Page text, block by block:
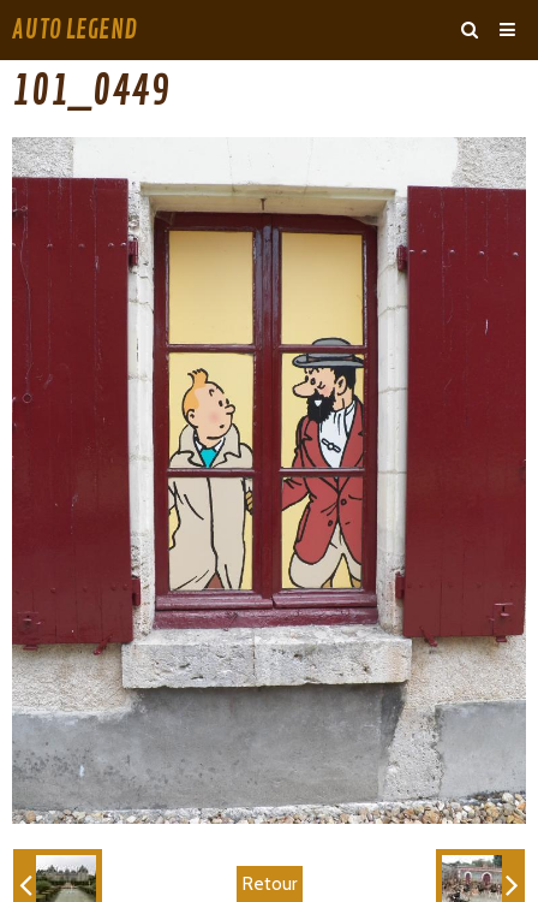
AUTO LEGEND
ARCHIVES
‹ ›
101_0449
Retour